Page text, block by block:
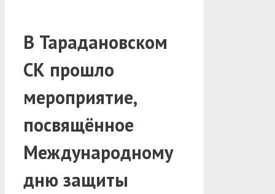
В Тарадановском
СК прошло
мероприятие,
посвящённое
Международному
дню защиты